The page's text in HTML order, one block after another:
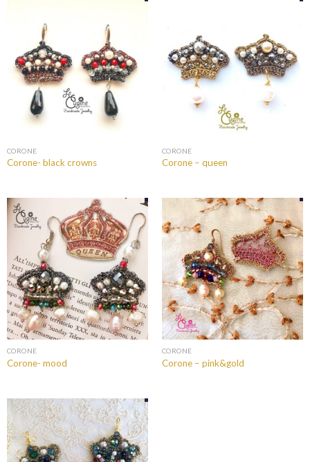
CORONE
Corone- black crowns
CORONE
Corone – queen
CORONE
Corone- mood
CORONE
Corone – pink&gold